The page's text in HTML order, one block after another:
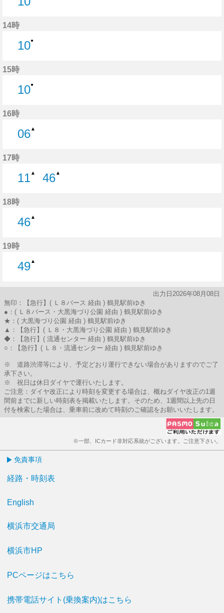
14時
10●
15時
10●
16時
06▲
17時
11▲
46▲
18時
46▲
19時
49▲
出力日2026年08月08日
無印：【急行】( Ｌ８バース 経由 ) 鶴見駅前ゆき
●：( Ｌ８バース・大黒海づり公園 経由 ) 鶴見駅前ゆき
★：( 大黒海づり公園 経由 ) 鶴見駅前ゆき
▲：【急行】( Ｌ８・大黒海づり公園 経由 ) 鶴見駅前ゆき
◆：【急行】( 流通センター 経由 ) 鶴見駅前ゆき
○：【急行】( Ｌ８・流通センター 経由 ) 鶴見駅前ゆき
※ 道路渋滞等により、予定どおり運行できない場合がありますのでご了
承下さい。
※ 祝日は休日ダイヤで運行いたします。
ご注意：ダイヤ改正により時刻を変更する場合は、概ねダイヤ改正の1週
間前までに新しい時刻表を掲載いたします。そのため、1週間以上先の日
付を検索した場合は、乗車前に改めて時刻のご確認をお願いいたします。
※一部、ICカード非対応系統がございます。ご注意下さい。
免責事項
経路・時刻表
English
横浜市交通局
横浜市HP
PCページはこちら
携帯電話サイト(乗換案内)はこちら